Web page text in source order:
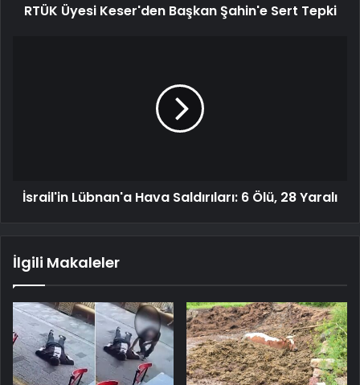
RTÜK Üyesi Keser'den Başkan Şahin'e Sert Tepki
İsrail'in Lübnan'a Hava Saldırıları: 6 Ölü, 28 Yaralı
İlgili Makaleler